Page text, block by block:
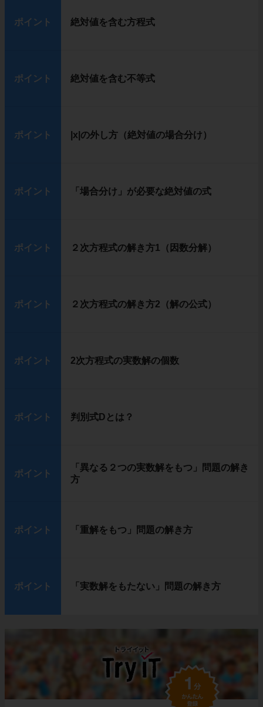
ポイント 絶対値を含む方程式
ポイント 絶対値を含む不等式
ポイント |x|の外し方（絶対値の場合分け）
ポイント 「場合分け」が必要な絶対値の式
ポイント ２次方程式の解き方1（因数分解）
ポイント ２次方程式の解き方2（解の公式）
ポイント 2次方程式の実数解の個数
ポイント 判別式Dとは？
ポイント
「異なる２つの実数解をもつ」問題の解き
方
ポイント 「重解をもつ」問題の解き方
ポイント 「実数解をもたない」問題の解き方